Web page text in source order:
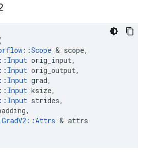
::Scope & scope,
:: Input orig_input,
:: Input orig_output,
:: Input grad,
:: Input ksize,
:: Input strides,
,
::Attrs & attrs